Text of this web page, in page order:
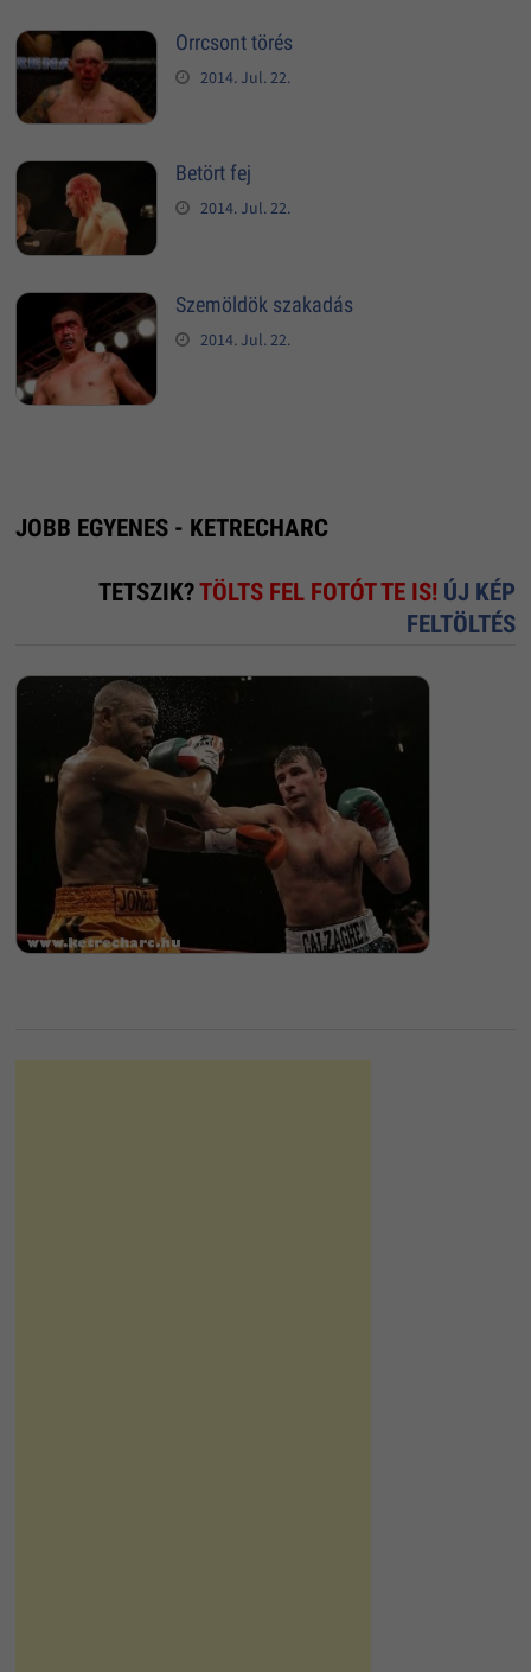
Orrcsont törés
2014. Jul. 22.
Betört fej
2014. Jul. 22.
Szemöldök szakadás
2014. Jul. 22.
JOBB EGYENES - KETRECHARC
TETSZIK?TÖLTS FEL FOTÓT TE IS! ÚJ KÉP
FELTÖLTÉS